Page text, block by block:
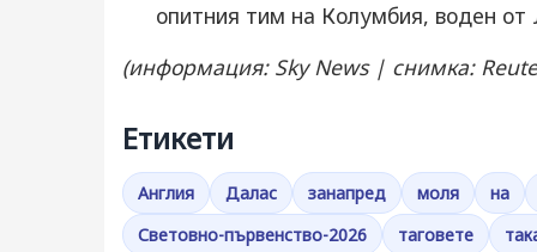
опитния тим на Колумбия, воден
(информация: Sky News | снимка:
Етикети
Англия Далас занапред моля
на
Световно-първенство-2026
таговете